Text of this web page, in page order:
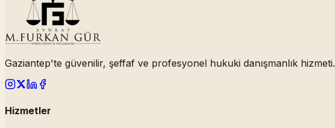
Gaziantep'te güvenilir, şeffaf ve profesyonel hukuki danışmanlık hizmeti.
Hizmetler